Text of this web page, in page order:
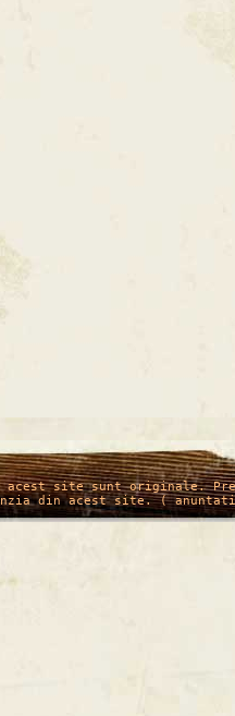
acest site sunt originale.
din acest site. (